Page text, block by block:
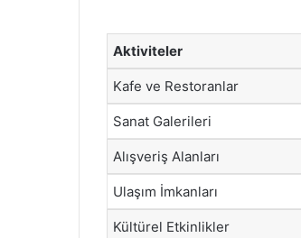
Aktiviteler
Kafe ve Restoranlar
Sanat Galerileri
Alışveriş Alanları
Ulaşım İmkanları
Kültürel Etkinlikler